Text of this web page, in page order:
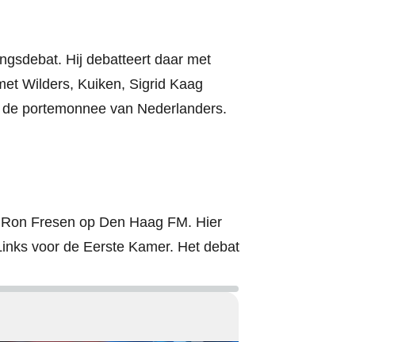
Hij debatteert daar met
Wilders, Kuiken, Sigrid Kaag
portemonnee van Nederlanders.
Fresen op Den Haag FM. Hier
voor de Eerste Kamer. Het debat